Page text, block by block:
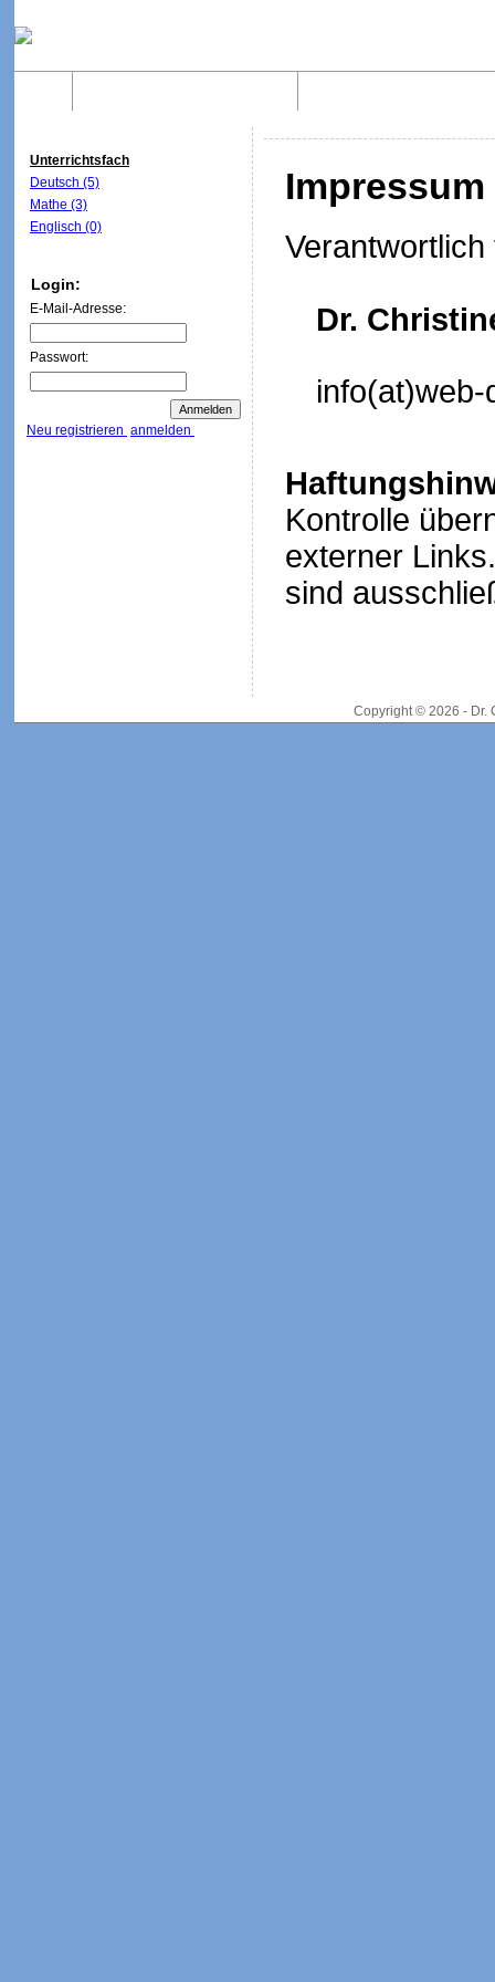
Unterrichtsfach
Deutsch (5)
Mathe (3)
Englisch (0)
Login:
E-Mail-Adresse:
Passwort:
Neu registrieren anmelden
Impressum
Dr.
Kontrolle
externer
sind
Copyright © 2026 - Dr.